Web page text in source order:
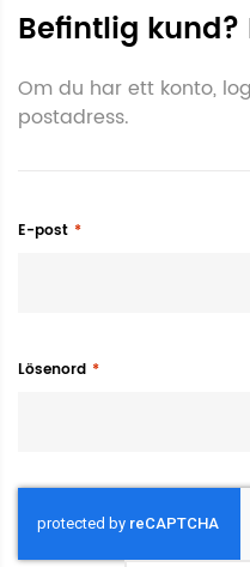
Befintlig kund?
Om du har ett konto,
postadress.
E-post
Lösenord